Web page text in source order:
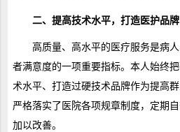
二、提高技术水平，打造医护品牌
高质量、高水平的医疗服务是病
者满意度的一项重要指标。本人始终
术水平、打造过硬技术品牌作为提高
严格落实了医院各项规章制度，定期
加以改善。